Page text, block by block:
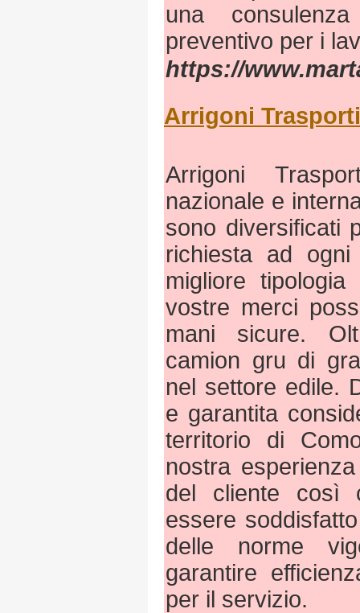
una
preventivo per i
https://
Arrigoni
Arrigoni
nazionale e
sono diversificati
richiesta ad
migliore
vostre merci
mani sicure.
camion gru di
nel settore edile.
e garantita
territorio di
nostra
del cliente così
essere
delle norme
garantire
per il servizio.